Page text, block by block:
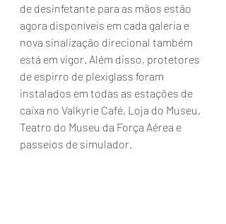
de desinfetante para as mãos estão
agora disponíveis em cada galeria e
nova sinalização direcional também
está em vigor. Além disso, protetores
de espirro de plexiglass foram
instalados em todas as estações de
caixa no Valkyrie Café, Loja do Museu,
Teatro do Museu da Força Aérea e
passeios de simulador.